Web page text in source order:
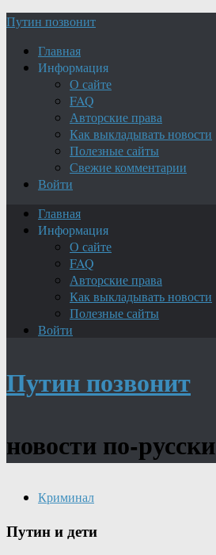
Путин позвонит
Главная
Информация
О сайте
FAQ
Авторские права
Как выкладывать новости
Полезные сайты
Свежие комментарии
Войти
Главная
Информация
О сайте
FAQ
Авторские права
Как выкладывать новости
Полезные сайты
Войти
Путин позвонит
новости по-русски
Криминал
Путин и дети